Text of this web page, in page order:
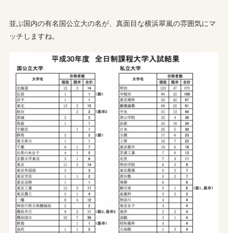
並ぶ国内の有名国公立大の名が、真面目な横浜翠嵐の雰囲気にマ
ッチしますね。